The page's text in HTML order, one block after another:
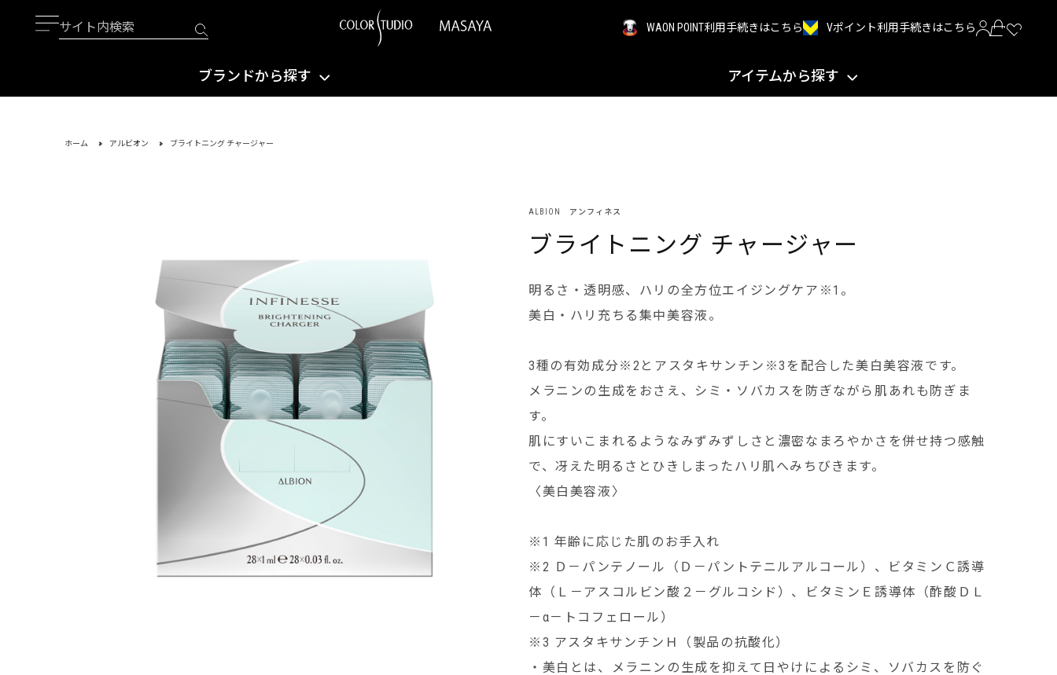
WAON POINT利用手続きはこちら Vポイント利用手続きはこちら
ブランドから探す アイテムから探す
ホーム アルビオン ブライトニング チャージャー
ALBION アンフィネス
ブライトニング チャージャー
明るさ・透明感、ハリの全方位エイジングケア※1。
美白・ハリ充ちる集中美容液。
3種の有効成分※2とアスタキサンチン※3を配合した美白美容液です。
メラニンの生成をおさえ、シミ・ソバカスを防ぎながら肌あれも防ぎま
す。
肌にすいこまれるようなみずみずしさと濃密なまろやかさを併せ持つ感触
で、冴えた明るさとひきしまったハリ肌へみちびきます。
〈美白美容液〉
※1 年齢に応じた肌のお手入れ
※2 Ｄ－パンテノール（Ｄ－パントテニルアルコール）、ビタミンＣ誘導
体（Ｌ－アスコルビン酸２－グルコシド）、ビタミンＥ誘導体（酢酸ＤＬ
－α－トコフェロール）
※3 アスタキサンチンＨ（製品の抗酸化）
・美白とは、メラニンの生成を抑えて日やけによるシミ、ソバカスを防ぐ